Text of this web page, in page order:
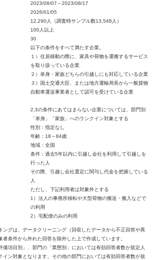
2023/08/07～2023/08/17
2026/01/05
12,290人（調査時サンプル数13,548人）
100人以上
30
以下の条件をすべて満たす企業。
１）住居移動の際に、家具や荷物を運搬するサービス
を取り扱っている企業
２）単身・家族どちらの引越しにも対応している企業
３）国土交通大臣、または地方運輸局長から一般貨物
自動車運送事業者として認可を受けている企業
2,3の条件にあてはまらない企業については、部門別
「単身」「家族」へのランクイン対象とする
性別：指定なし
年齢：18～84歳
地域：全国
条件：過去5年以内に引越し会社を利用して引越しを
行った人
その際、引越し会社選定に関与し代金を把握している
人
ただし、下記利用者は対象外とする
1）法人の事務所移転や大型荷物の搬送・搬入などで
の利用
2）宅配便のみの利用
グは、データクリーニング（回収したデータから不正回答や異
条件から外れた回答を除外した上で作成しています。
項目別」、部門の「業態別」においては有効回答者数が規定人
イン対象となります。その他の部門においては有効回答者数が規